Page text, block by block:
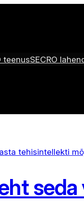
teenusSECRO
tehisintellekti
seda